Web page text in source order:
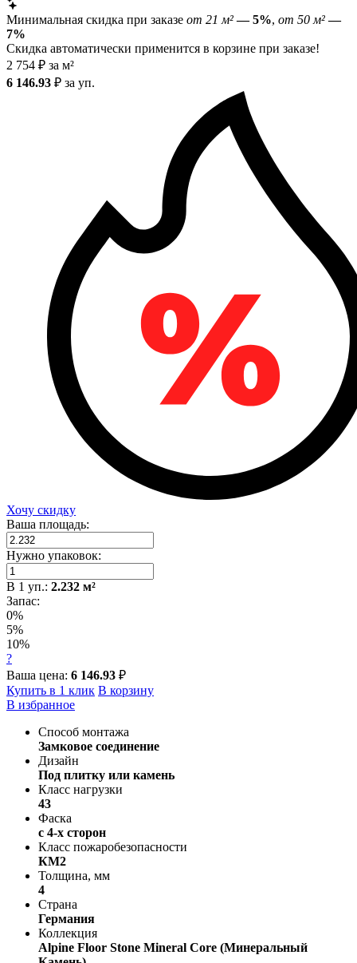
Минимальная скидка при заказе от 21 м² — 5%, от 50 м² —
7%
Скидка автоматически применится в корзине при заказе!
2 754 ₽ за м²
6 146.93 ₽ за уп.
Хочу скидку
Ваша площадь:
Нужно упаковок:
В 1 уп.: 2.232 м²
Запас:
0%
5%
10%
?
Ваша цена: 6 146.93 ₽
Купить в 1 клик В корзину
В избранное
Способ монтажа
Замковое соединение
Дизайн
Под плитку или камень
Класс нагрузки
43
Фаска
с 4-х сторон
Класс пожаробезопасности
КМ2
Толщина, мм
4
Страна
Германия
Коллекция
Alpine Floor Stone Mineral Core (Минеральный